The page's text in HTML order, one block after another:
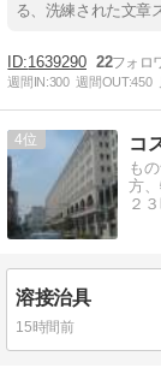
る、洗練された文章
1639290 22
週間IN:300 週間OUT:450
4 コ
も
方
２
溶接治具
15時間前